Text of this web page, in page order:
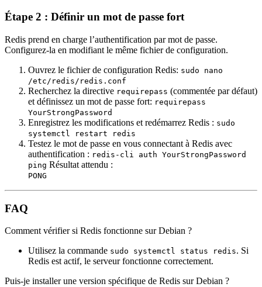
Étape 2 : Définir un mot de passe fort
Redis prend en charge l’authentification par mot de passe.
Configurez-la en modifiant le même fichier de configuration.
Ouvrez le fichier de configuration Redis: sudo nano
/etc/redis/redis.conf
Recherchez la directive requirepass (commentée par défaut)
et définissez un mot de passe fort: requirepass
YourStrongPassword
Enregistrez les modifications et redémarrez Redis : sudo
systemctl restart redis
Testez le mot de passe en vous connectant à Redis avec
authentification : redis-cli auth YourStrongPassword
ping Résultat attendu :
PONG
FAQ
Comment vérifier si Redis fonctionne sur Debian ?
Utilisez la commande sudo systemctl status redis. Si
Redis est actif, le serveur fonctionne correctement.
Puis-je installer une version spécifique de Redis sur Debian ?